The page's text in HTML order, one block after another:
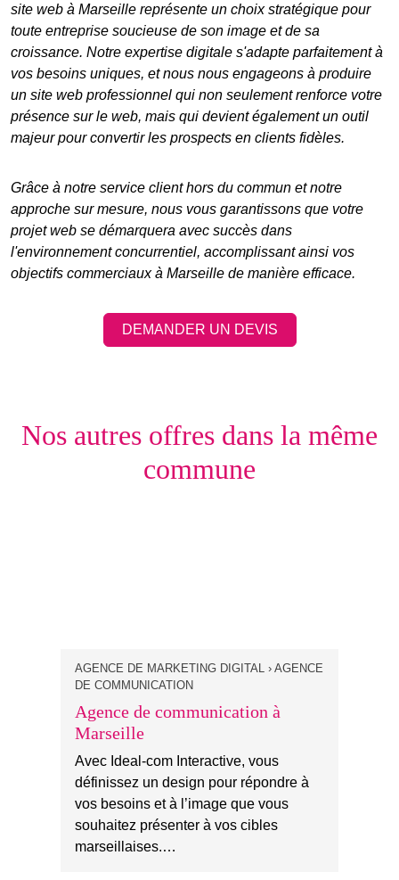
site web à Marseille représente un choix stratégique pour
toute entreprise soucieuse de son image et de sa
croissance. Notre expertise digitale s'adapte parfaitement à
vos besoins uniques, et nous nous engageons à produire
un site web professionnel qui non seulement renforce votre
présence sur le web, mais qui devient également un outil
majeur pour convertir les prospects en clients fidèles.
Grâce à notre service client hors du commun et notre
approche sur mesure, nous vous garantissons que votre
projet web se démarquera avec succès dans
l'environnement concurrentiel, accomplissant ainsi vos
objectifs commerciaux à Marseille de manière efficace.
DEMANDER UN DEVIS
Nos autres offres dans la même
commune
AGENCE DE MARKETING DIGITAL › AGENCE
DE COMMUNICATION
Agence de communication à
Marseille
Avec Ideal-com Interactive, vous
définissez un design pour répondre à
vos besoins et à l’image que vous
souhaitez présenter à vos cibles
marseillaises.…